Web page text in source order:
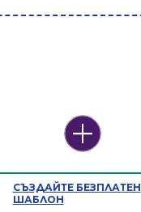
СЪЗДАЙТЕ БЕЗПЛАТЕН
ШАБЛОН